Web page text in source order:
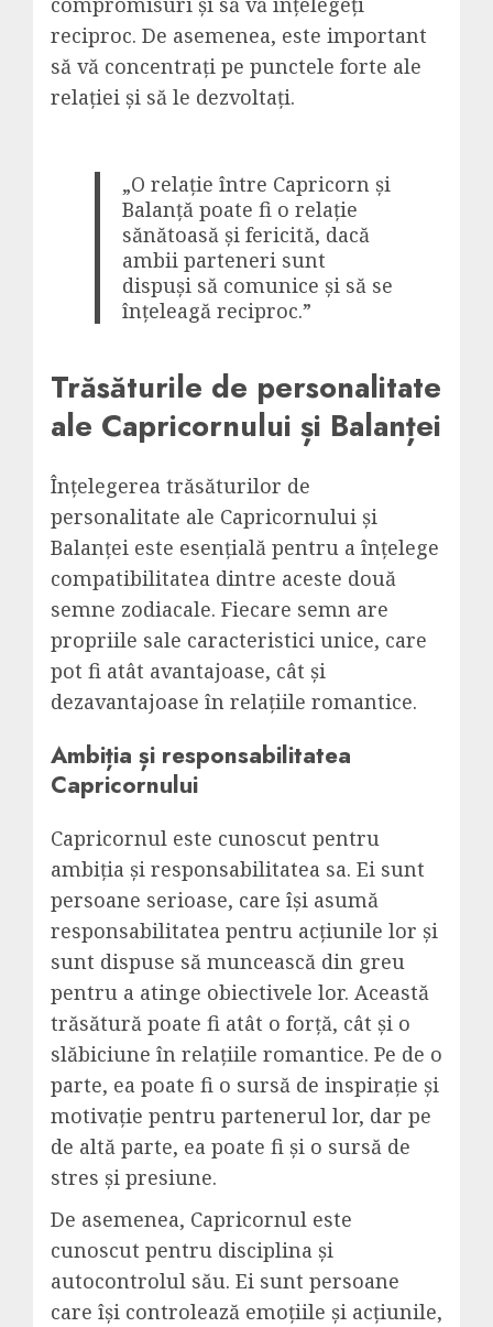
reciproc. De asemenea, este important
să vă concentrați pe punctele forte ale
relației și să le dezvoltați.
„O relație între Capricorn și
Balanță poate fi o relație
sănătoasă și fericită, dacă
ambii parteneri sunt
dispuși să comunice și să se
înțeleagă reciproc.”
Trăsăturile de personalitate
ale Capricornului și Balanței
Înțelegerea trăsăturilor de
personalitate ale Capricornului și
Balanței este esențială pentru a înțelege
compatibilitatea dintre aceste două
semne zodiacale. Fiecare semn are
propriile sale caracteristici unice, care
pot fi atât avantajoase, cât și
dezavantajoase în relațiile romantice.
Ambiția și responsabilitatea
Capricornului
Capricornul este cunoscut pentru
ambiția și responsabilitatea sa. Ei sunt
persoane serioase, care își asumă
responsabilitatea pentru acțiunile lor și
sunt dispuse să muncească din greu
pentru a atinge obiectivele lor. Această
trăsătură poate fi atât o forță, cât și o
slăbiciune în relațiile romantice. Pe de o
parte, ea poate fi o sursă de inspirație și
motivație pentru partenerul lor, dar pe
de altă parte, ea poate fi și o sursă de
stres și presiune.
De asemenea, Capricornul este
cunoscut pentru disciplina și
autocontrolul său. Ei sunt persoane
care își controlează emoțiile și acțiunile,